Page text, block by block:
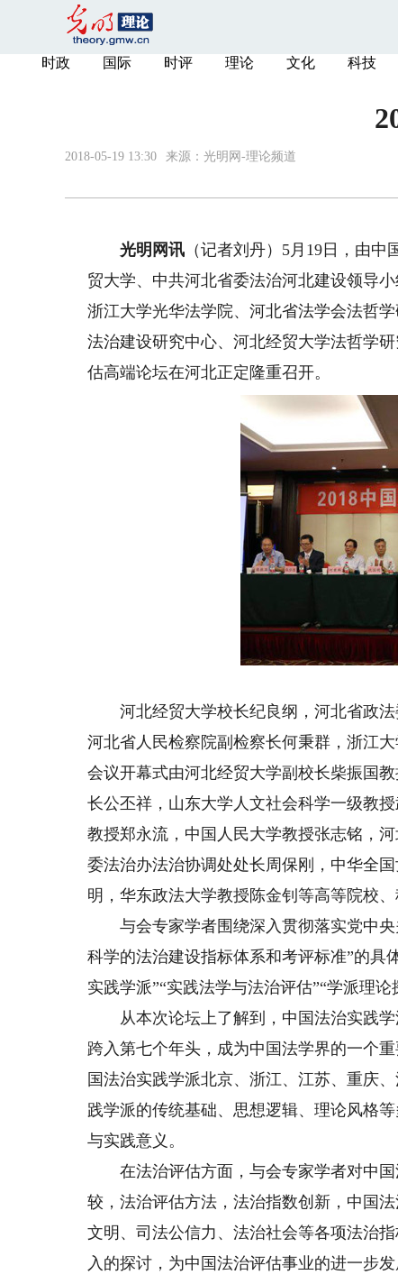
时政 国际 时评 理论 文化 科技
2018-05-19 13:30 来源： 光明网-理论频道
光明网讯 （记者刘丹）5月19日，由
贸大学、中共河北省委法治河北建设领导
浙江大学光华法学院、河北省法学会法哲
法治建设研究中心、河北经贸大学法哲学
估高端论坛在河北正定隆重召开。
河北经贸大学校长纪良纲，河北省政法
河北省人民检察院副检察长何秉群，浙江
会议开幕式由河北经贸大学副校长柴振国
长公丕祥，山东大学人文社会科学一级教
教授郑永流，中国人民大学教授张志铭，
委法治办法治协调处处长周保刚，中华全
明，华东政法大学教授陈金钊等高等院校
与会专家学者围绕深入贯彻落实党中央
科学的法治建设指标体系和考评标准”的具
实践学派”“实践法学与法治评估”“学派理
从本次论坛上了解到，中国法治实践学
跨入第七个年头，成为中国法学界的一个
国法治实践学派北京、浙江、江苏、重庆
践学派的传统基础、思想逻辑、理论风格
与实践意义。
在法治评估方面，与会专家学者对中国
较，法治评估方法，法治指数创新，中国
文明、司法公信力、法治社会等各项法治
入的探讨，为中国法治评估事业的进一步发